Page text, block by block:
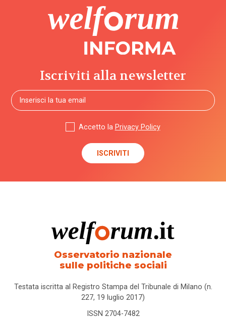
Iscriviti alla newsletter
Accetto la Privacy Policy
Osservatorio nazionale
sulle politiche sociali
Testata iscritta al Registro Stampa del Tribunale di Milano (n.
227, 19 luglio 2017)
ISSN 2704-7482